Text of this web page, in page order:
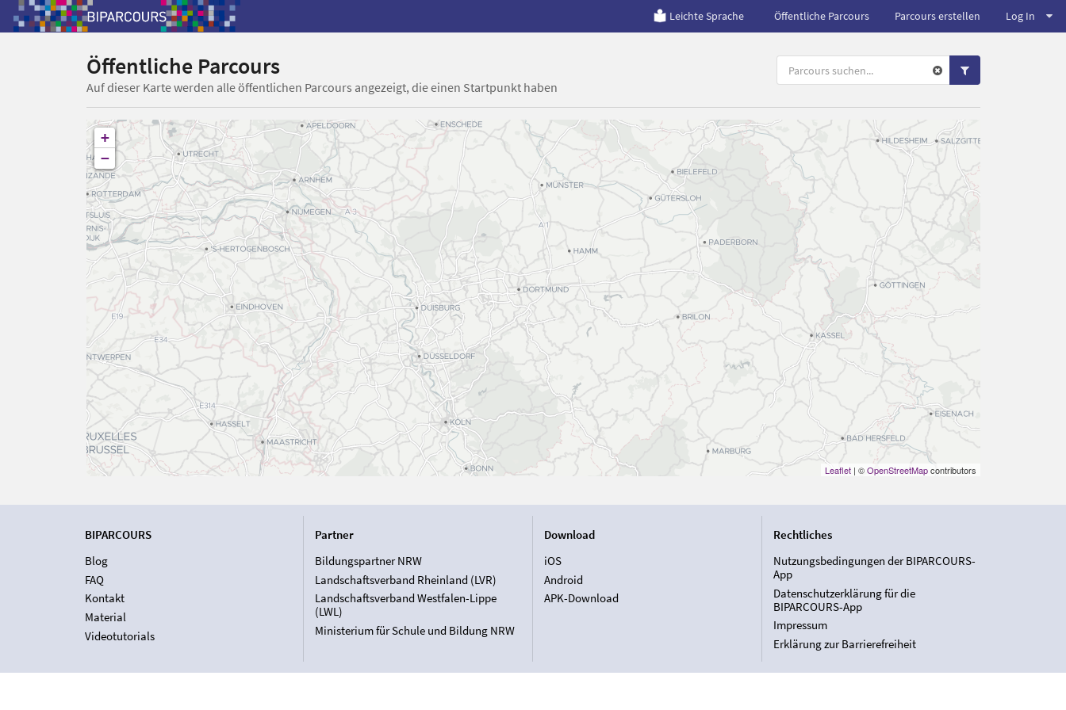
Leichte Sprache Öffentliche Parcours Parcours erstellen Log In
Öffentliche Parcours
Auf dieser Karte werden alle öffentlichen Parcours angezeigt, die einen Startpunkt haben
+
−
Leaflet| ©OpenStreetMapcontributors
BIPARCOURS
Blog
FAQ
Kontakt
Material
Videotutorials
Partner
Bildungspartner NRW
Landschaftsverband Rheinland (LVR)
Landschaftsverband Westfalen-Lippe
(LWL)
Ministerium für Schule und Bildung NRW
Download
iOS
Android
APK-Download
Rechtliches
Nutzungsbedingungen der BIPARCOURS-
App
Datenschutzerklärung für die
BIPARCOURS-App
Impressum
Erklärung zur Barrierefreiheit